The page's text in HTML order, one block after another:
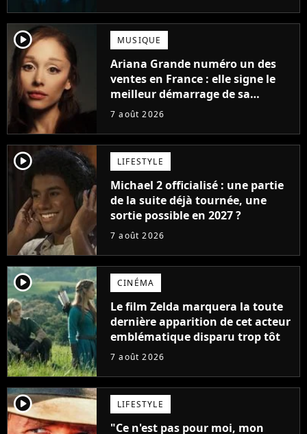
player2 MUSIQUE
Ariana Grande numéro un des
ventes en France : elle signe le
meilleur démarrage de sa
carrière avec son album Petal
7 août 2026
player2 LIFESTYLE
Michael 2 officialisé : une partie
de la suite déjà tournée, une
sortie possible en 2027 ?
7 août 2026
player2 CINÉMA
Le film Zelda marquera la toute
dernière apparition de cet acteur
emblématique disparu trop tôt
7 août 2026
player2 LIFESTYLE
"Ce n'est pas pour moi, mon